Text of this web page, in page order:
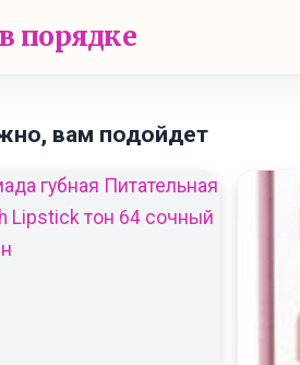
порядке
вам подойдет